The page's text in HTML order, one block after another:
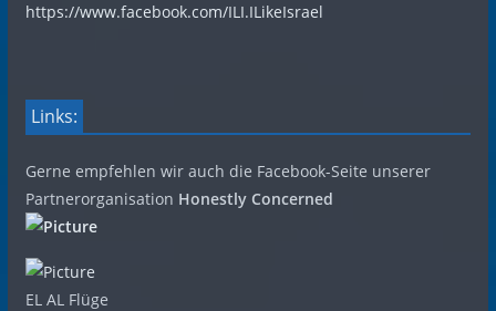
https://www.facebook.com/ILI.ILikeIsrael
Links:
Gerne empfehlen wir auch die Facebook-Seite unserer
Partnerorganisation Honestly Concerned
EL AL Flüge